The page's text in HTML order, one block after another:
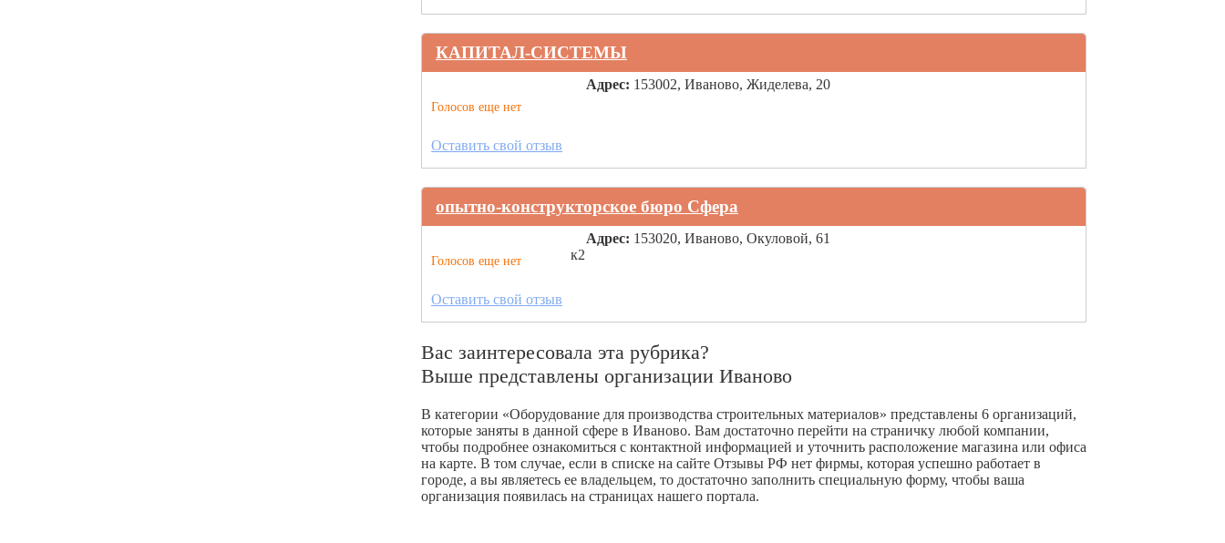
КАПИТАЛ-СИСТЕМЫ
Голосов еще нет
Адрес: 153002, Иваново, Жиделева, 20
Оставить свой отзыв
опытно-конструкторское бюро Сфера
Голосов еще нет
Адрес: 153020, Иваново, Окуловой, 61
к2
Оставить свой отзыв
Вас заинтересовала эта рубрика?
Выше представлены организации Иваново
В категории «Оборудование для производства строительных материалов» представлены 6 организаций,
которые заняты в данной сфере в Иваново. Вам достаточно перейти на страничку любой компании,
чтобы подробнее ознакомиться с контактной информацией и уточнить расположение магазина или офиса
на карте. В том случае, если в списке на сайте Отзывы РФ нет фирмы, которая успешно работает в
городе, а вы являетесь ее владельцем, то достаточно заполнить специальную форму, чтобы ваша
организация появилась на страницах нашего портала.